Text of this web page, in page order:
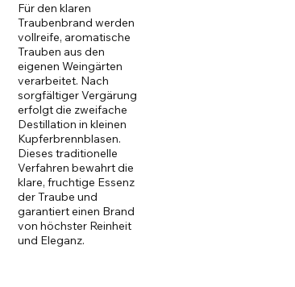
Für den klaren
Traubenbrand werden
vollreife, aromatische
Trauben aus den
eigenen Weingärten
verarbeitet. Nach
sorgfältiger Vergärung
erfolgt die zweifache
Destillation in kleinen
Kupferbrennblasen.
Dieses traditionelle
Verfahren bewahrt die
klare, fruchtige Essenz
der Traube und
garantiert einen Brand
von höchster Reinheit
und Eleganz.